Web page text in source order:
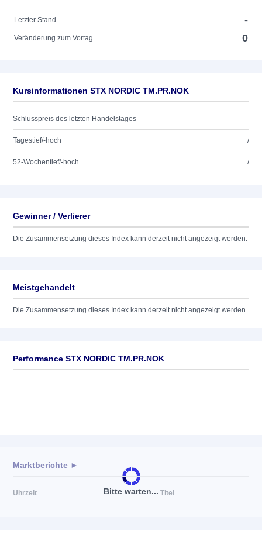
-
Letzter Stand
-
Veränderung zum Vortag 0
Kursinformationen STX NORDIC TM.PR.NOK
Schlusspreis des letzten Handelstages
Tagestief/-hoch /
52-Wochentief/-hoch /
Gewinner / Verlierer
Die Zusammensetzung dieses Index kann derzeit nicht angezeigt werden.
Meistgehandelt
Die Zusammensetzung dieses Index kann derzeit nicht angezeigt werden.
Performance STX NORDIC TM.PR.NOK
Bitte warten...
Marktberichte ►
Uhrzeit Titel